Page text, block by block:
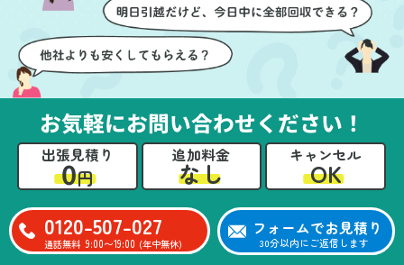
お気軽にお問い合わせください！
出張見積り
0円
追加料金
なし
キャンセル
OK
0120-507-027
通話無料 9:00〜19:00 (年中無休)
フォームでお見積り
30分以内にご返信します